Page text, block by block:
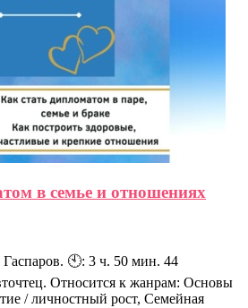
в семье и отношениях
🕙: 3 ч. 50 мин. 44
Относится к жанрам: Основы
/ личностный рост, Семейная